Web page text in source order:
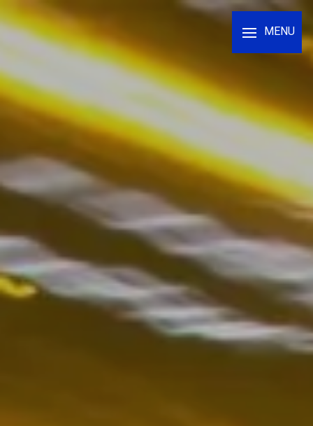
MENU
Panneau de gestion des cookies